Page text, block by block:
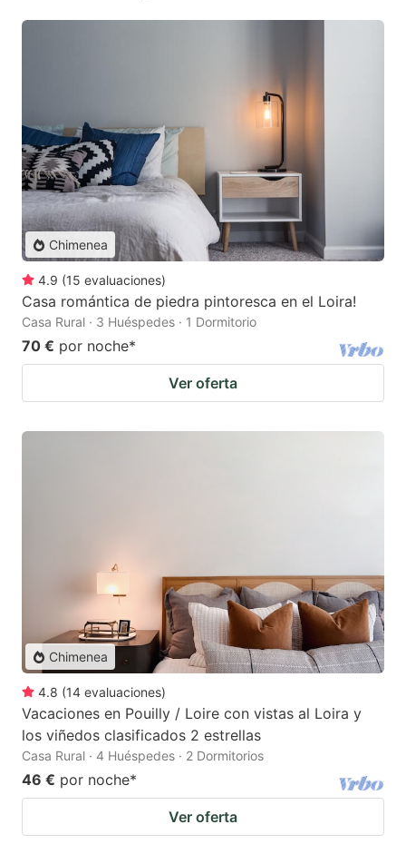
Chimenea
4.9 (15 evaluaciones)
Casa romántica de piedra pintoresca en el Loira!
Casa Rural · 3 Huéspedes · 1 Dormitorio
70 € por noche*
Ver oferta
Chimenea
4.8 (14 evaluaciones)
Vacaciones en Pouilly / Loire con vistas al Loira y
los viñedos clasificados 2 estrellas
Casa Rural · 4 Huéspedes · 2 Dormitorios
46 € por noche*
Ver oferta